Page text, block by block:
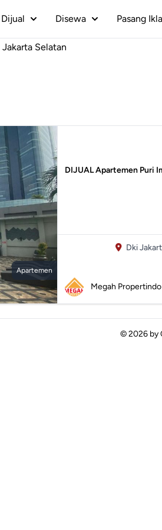
Dijual Disewa Pasang
Selatan
Apartemen
DIJUAL Apartemen Puri
Dki
Megah Propertindo
© 2026 by